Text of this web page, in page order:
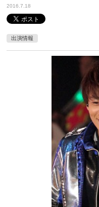
2016.7.18
出演情報